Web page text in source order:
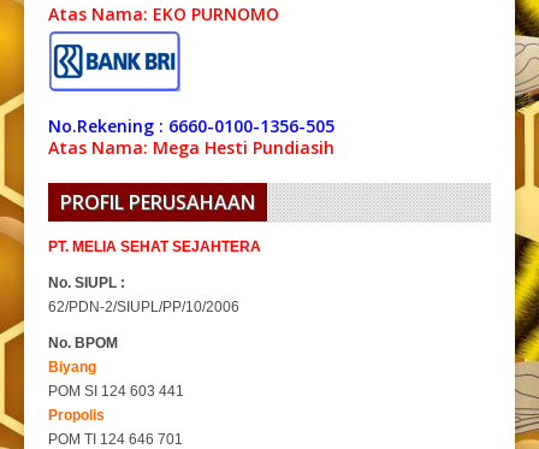
Atas Nama: EKO PURNOMO
No.Rekening : 6660-0100-1356-505
Atas Nama: Mega Hesti Pundiasih
PROFIL PERUSAHAAN
PT. MELIA SEHAT SEJAHTERA
No. SIUPL :
62/PDN-2/SIUPL/PP/10/2006
No. BPOM
Biyang
POM SI 124 603 441
Propolis
POM TI 124 646 701